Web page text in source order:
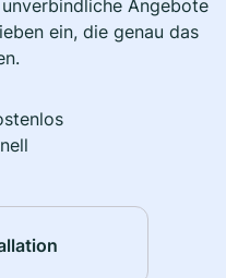
Angebote
ein, die genau das